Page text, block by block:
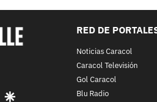
twittergoogle
RED DE
Noticias Caracol
Caracol Televisión
Gol Caracol
Blu Radio